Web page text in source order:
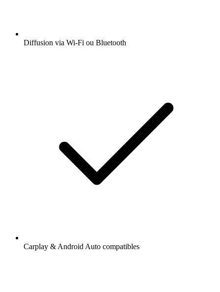
Diffusion via Wi-Fi ou Bluetooth
Carplay & Android Auto compatibles